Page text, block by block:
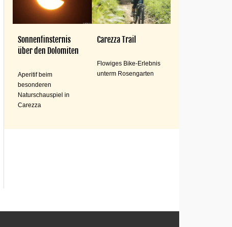
Sonnenfinsternis
über den Dolomiten
Aperitif beim
besonderen
Naturschauspiel in
Carezza
Carezza Trail
Flowiges Bike-Erlebnis
unterm Rosengarten